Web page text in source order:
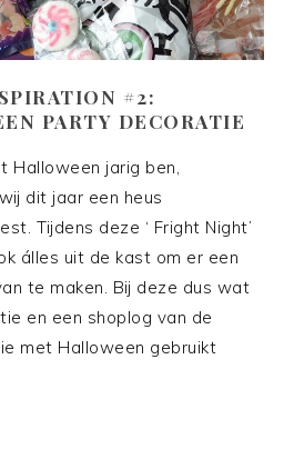
#2:
PARTY DECORATIE
Halloween jarig ben,
dit jaar een heus
Tijdens deze ‘ Fright Night’
álles uit de kast om er een
te maken. Bij deze dus wat
en een shoplog van de
met Halloween gebruikt